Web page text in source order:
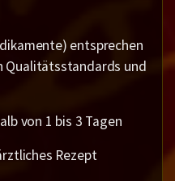
entsprechen
Qualitätsstandards und
von 1 bis 3 Tagen
Rezept